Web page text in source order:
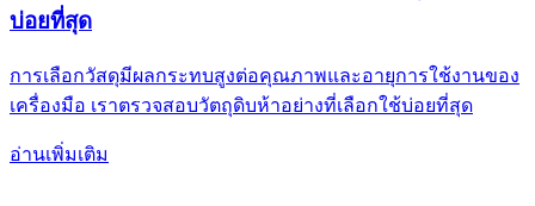
บ่อยที่สุด
การเลือกวัสดุมีผลกระทบสูงต่อคุณภาพและอายุการใช้งานของ
เครื่องมือ เราตรวจสอบวัตถุดิบห้าอย่างที่เลือกใช้บ่อยที่สุด
อ่านเพิ่มเติม